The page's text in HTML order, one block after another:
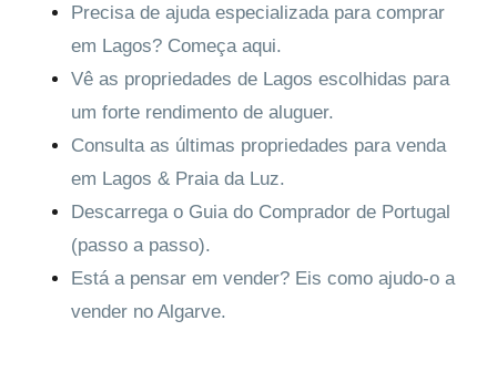
Precisa de ajuda especializada para comprar
em Lagos? Começa aqui.
Vê as propriedades de Lagos escolhidas para
um forte rendimento de aluguer.
Consulta as últimas propriedades para venda
em Lagos & Praia da Luz.
Descarrega o Guia do Comprador de Portugal
(passo a passo).
Está a pensar em vender? Eis como ajudo-o a
vender no Algarve.